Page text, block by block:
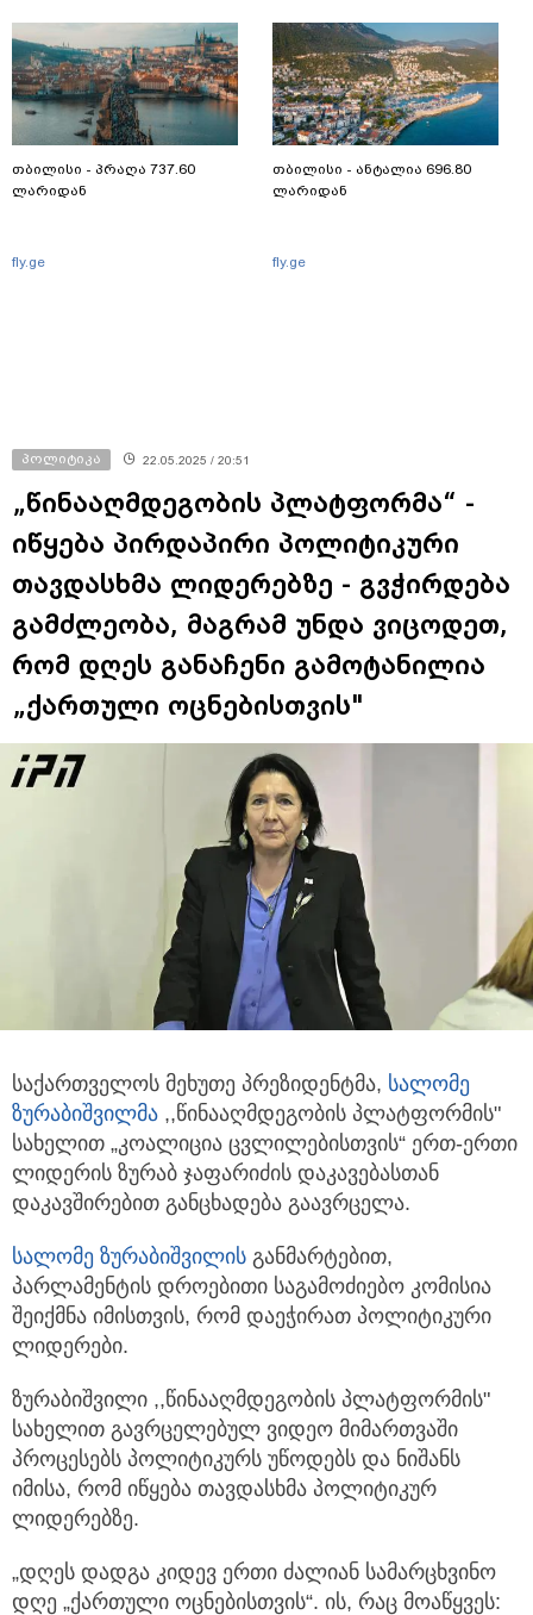
თბილისი - პრაღა 737.60
ლარიდან
fly.ge
თბილისი - ანტალია 696.80
ლარიდან
fly.ge
პოლიტიკა 22.05.2025 / 20:51
„წინააღმდეგობის პლატფორმა“ -
იწყება პირდაპირი პოლიტიკური
თავდასხმა ლიდერებზე - გვჭირდება
გამძლეობა, მაგრამ უნდა ვიცოდეთ,
რომ დღეს განაჩენი გამოტანილია
„ქართული ოცნებისთვის"
საქართველოს მეხუთე პრეზიდენტმა, სალომე
ზურაბიშვილმა ,,წინააღმდეგობის პლატფორმის"
სახელით „კოალიცია ცვლილებისთვის“ ერთ-ერთი
ლიდერის ზურაბ ჯაფარიძის დაკავებასთან
დაკავშირებით განცხადება გაავრცელა.
სალომე ზურაბიშვილის განმარტებით,
პარლამენტის დროებითი საგამოძიებო კომისია
შეიქმნა იმისთვის, რომ დაეჭირათ პოლიტიკური
ლიდერები.
ზურაბიშვილი ,,წინააღმდეგობის პლატფორმის"
სახელით გავრცელებულ ვიდეო მიმართვაში
პროცესებს პოლიტიკურს უწოდებს და ნიშანს
იმისა, რომ იწყება თავდასხმა პოლიტიკურ
ლიდერებზე.
„დღეს დადგა კიდევ ერთი ძალიან სამარცხვინო
დღე „ქართული ოცნებისთვის“. ის, რაც მოაწყვეს: